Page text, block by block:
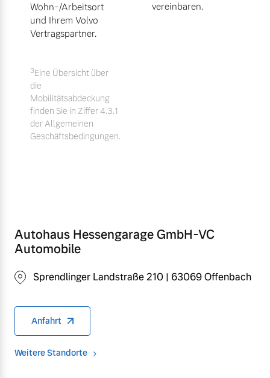
Wohn-/Arbeitsort
und Ihrem Volvo
Vertragspartner.
3Eine Übersicht über
die
Mobilitätsabdeckung
finden Sie in Ziffer 4.3.1
der Allgemeinen
Geschäftsbedingungen.
vereinbaren.
Autohaus Hessengarage GmbH-VC
Automobile
Sprendlinger Landstraße 210 | 63069 Offenbach
Anfahrt
Weitere Standorte